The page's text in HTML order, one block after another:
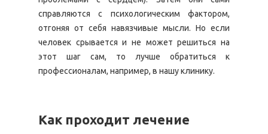
справляются с психологическим фактором,
отгоняя от себя навязчивые мысли. Но если
человек срывается и не может решиться на
этот шаг сам, то лучше обратиться к
профессионалам, например, в нашу клинику.
Как проходит лечение